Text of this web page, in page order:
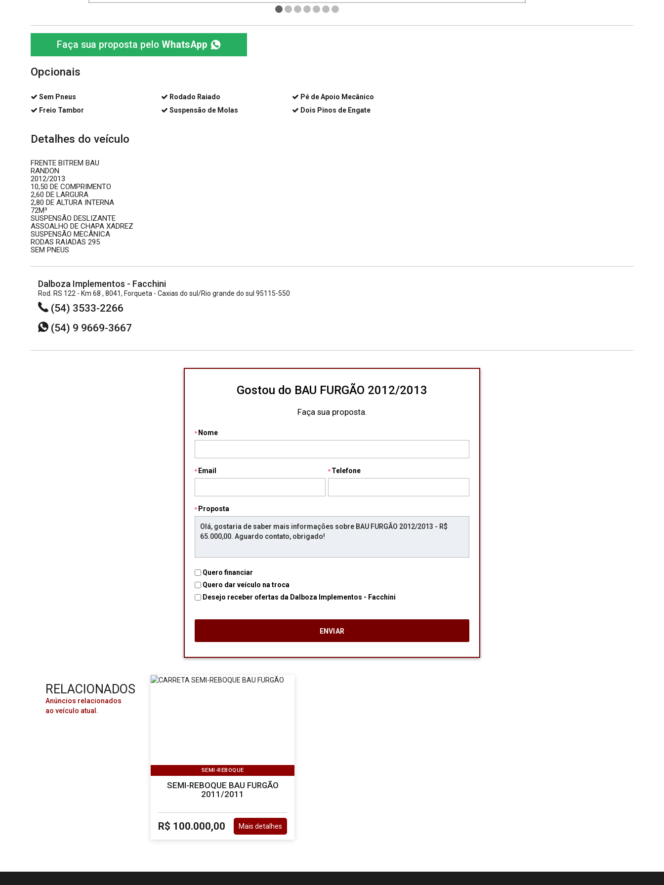
Faça sua proposta pelo WhatsApp
Opcionais
Sem Pneus Rodado Raiado
Pé de Apoio Mecânico
Freio Tambor
Suspensão de Molas Dois Pinos de Engate
Detalhes do veículo
FRENTE BITREM BAU
RANDON
2012/2013
10,50 DE COMPRIMENTO
2,60 DE LARGURA
2,80 DE ALTURA INTERNA
72M³
SUSPENSÃO DESLIZANTE
ASSOALHO DE CHAPA XADREZ
SUSPENSÃO MECÂNICA
RODAS RAIADAS 295
SEM PNEUS
Dalboza Implementos - Facchini
Rod. RS 122 - Km 68 , 8041, Forqueta - Caxias do sul/Rio grande do sul 95115-550
(54) 3533-2266
(54) 9 9669-3667
Gostou do BAU FURGÃO 2012/2013
Faça sua proposta.
Nome
Email Telefone
Proposta
Quero financiar
Quero dar veículo na troca
Desejo receber ofertas da Dalboza Implementos - Facchini
RELACIONADOS
Anúncios relacionados
ao veículo atual.
SEMI-REBOQUE
SEMI-REBOQUE BAU FURGÃO
2011/2011
R$ 100.000,00 Mais detalhes